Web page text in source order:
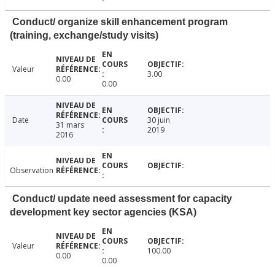
Conduct/ organize skill enhancement program
(training, exchange/study visits)
Valeur
0.00
0.00
3.00
Date
31 mars
2016
30 juin
2019
Observation
Conduct/ update need assessment for capacity
development key sector agencies (KSA)
Valeur
0.00
0.00
100.00